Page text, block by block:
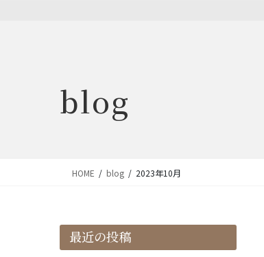
blog
HOME blog 2023年10月
最近の投稿